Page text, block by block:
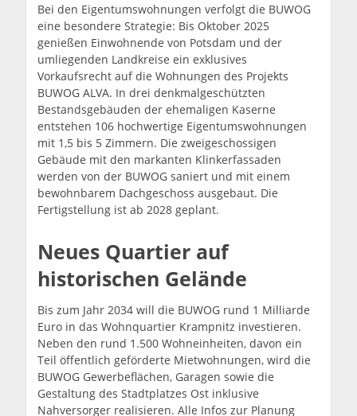
Bei den Eigentumswohnungen verfolgt die BUWOG
eine besondere Strategie: Bis Oktober 2025
genießen Einwohnende von Potsdam und der
umliegenden Landkreise ein exklusives
Vorkaufsrecht auf die Wohnungen des Projekts
BUWOG ALVA. In drei denkmalgeschützten
Bestandsgebäuden der ehemaligen Kaserne
entstehen 106 hochwertige Eigentumswohnungen
mit 1,5 bis 5 Zimmern. Die zweigeschossigen
Gebäude mit den markanten Klinkerfassaden
werden von der BUWOG saniert und mit einem
bewohnbarem Dachgeschoss ausgebaut. Die
Fertigstellung ist ab 2028 geplant.
Neues Quartier auf
historischen Gelände
Bis zum Jahr 2034 will die BUWOG rund 1 Milliarde
Euro in das Wohnquartier Krampnitz investieren.
Neben den rund 1.500 Wohneinheiten, davon ein
Teil öffentlich geförderte Mietwohnungen, wird die
BUWOG Gewerbeflächen, Garagen sowie die
Gestaltung des Stadtplatzes Ost inklusive
Nahversorger realisieren. Alle Infos zur Planung